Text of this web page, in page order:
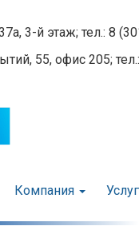
3-й этаж; тел.: 8
55, офис 205;
Компания